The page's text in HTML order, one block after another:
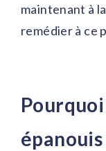
maintenant à
remédier à ce
épanouis